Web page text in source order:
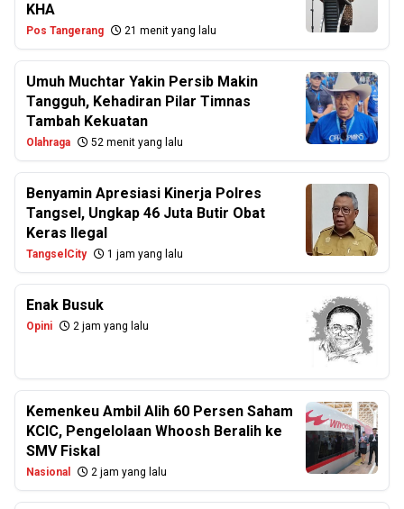
KHA
Pos Tangerang 21 menit yang lalu
Umuh Muchtar Yakin Persib Makin
Tangguh, Kehadiran Pilar Timnas
Tambah Kekuatan
Olahraga 52 menit yang lalu
Benyamin Apresiasi Kinerja Polres
Tangsel, Ungkap 46 Juta Butir Obat
Keras Ilegal
TangselCity 1 jam yang lalu
Enak Busuk
Opini 2 jam yang lalu
Kemenkeu Ambil Alih 60 Persen Saham
KCIC, Pengelolaan Whoosh Beralih ke
SMV Fiskal
Nasional 2 jam yang lalu